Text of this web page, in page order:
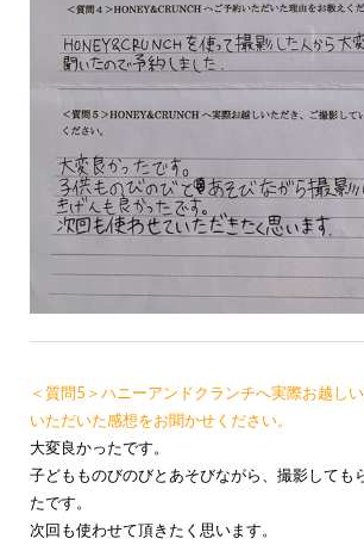
＜質問5＞ハニーアンドクランチへ実際お越し
いただいた感想をお聞かせください。
大変良かったです。
子どもものびのびとあそびながら、撮影しても
たです。
次回も使わせて頂きたく思います。